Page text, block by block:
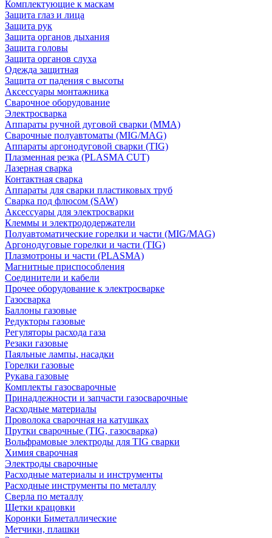
Комплектующие к маскам
Защита глаз и лица
Защита рук
Защита органов дыхания
Защита головы
Защита органов слуха
Одежда защитная
Защита от падения с высоты
Аксессуары монтажника
Сварочное оборудование
Электросварка
Аппараты ручной дуговой сварки (MMA)
Сварочные полуавтоматы (MIG/MAG)
Аппараты аргонодуговой сварки (TIG)
Плазменная резка (PLASMA CUT)
Лазерная сварка
Контактная сварка
Аппараты для сварки пластиковых труб
Сварка под флюсом (SAW)
Аксессуары для электросварки
Клеммы и электрододержатели
Полуавтоматические горелки и части (MIG/MAG)
Аргонодуговые горелки и части (TIG)
Плазмотроны и части (PLASMA)
Магнитные приспособления
Соединители и кабели
Прочее оборудование к электросварке
Газосварка
Баллоны газовые
Редукторы газовые
Регуляторы расхода газа
Резаки газовые
Паяльные лампы, насадки
Горелки газовые
Рукава газовые
Комплекты газосварочные
Принадлежности и запчасти газосварочные
Расходные материалы
Проволока сварочная на катушках
Прутки сварочные (TIG, газосварка)
Вольфрамовые электроды для TIG сварки
Химия сварочная
Электроды сварочные
Расходные материалы и инструменты
Расходные инструменты по металлу
Сверла по металлу
Щетки крацовки
Коронки Биметаллические
Метчики, плашки